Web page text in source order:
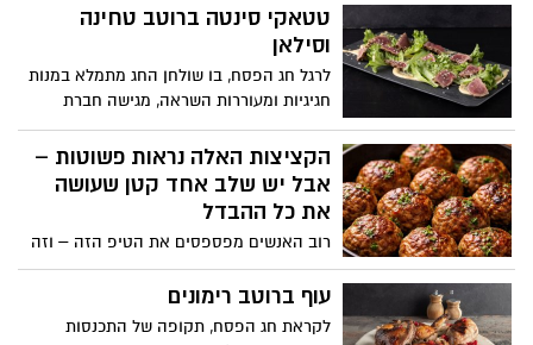
להמתין שמישהו יתקשר להגיד לכם בואו
לאכול מופלטה, אולי הפעם תכינו בעצמכם?
קבלו מתכון של הסבתות מפעם של שף גיא
פרץ, מומחה מספר אחד בישראל לבישול
המרוקאי
טטאקי סינטה ברוטב טחינה
וסילאן
לרגל חג הפסח, בו שולחן החג מתמלא במנות
חגיגיות ומעוררות השראה, מגישה חברת
"אחוה", יצרנית הטחינה המובילה בישראל,
מתכון קלאסי ומפתיע עם נגיעות של מתיקות
ומזרח תיכון מודרני: טטאקי סינטה ברוטב
טחינה וסילאן. מנה אלגנטית ומרהיבה של
נתח סינטה צרוב המוגש לצד רוטב עשיר
המשלב טחינה גולמית איכותית וסילאן,
המעניק למנה עומק של טעמים, איזון בין
מתוק למלוח ומרקם קטיפתי. המתכון מתאים
לארוחת ליל הסדר או לאירוח במהלך חול
הקציצות האלה נראות פשוטות –
אבל יש שלב אחד קטן שעושה
את כל ההבדל
רוב האנשים מפספסים את הטיפ הזה – וזה
בדיוק מה שמבדיל בין קציצות רגילות לכאלה
שאי אפשר להפסיק לאכול
עוף ברוטב רימונים
לקראת חג הפסח, תקופה של התכנסות